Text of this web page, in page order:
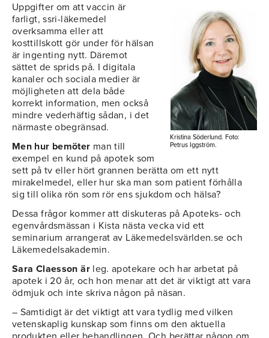
Kristina Söderlund. Foto:
Petrus Iggström.
Uppgifter om att vaccin är
farligt, ssri-läkemedel
overksamma eller att
kosttillskott gör under för hälsan
är ingenting nytt. Däremot
sättet de sprids på. I digitala
kanaler och sociala medier är
möjligheten att dela både
korrekt information, men också
mindre vederhäftig sådan, i det
närmaste obegränsad.
Men hur bemöter man till
exempel en kund på apotek som
sett på tv eller hört grannen berätta om ett nytt
mirakelmedel, eller hur ska man som patient förhålla
sig till olika rön som rör ens sjukdom och hälsa?
Dessa frågor kommer att diskuteras på Apoteks- och
egenvårdsmässan i Kista nästa vecka vid ett
seminarium arrangerat av Läkemedelsvärlden.se och
Läkemedelsakademin.
Sara Claesson ärleg. apotekare och har arbetat på
apotek i 20 år, och hon menar att det är viktigt att vara
ödmjuk och inte skriva någon på näsan.
– Samtidigt är det viktigt att vara tydlig med vilken
vetenskaplig kunskap som finns om den aktuella